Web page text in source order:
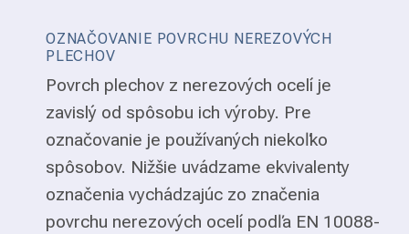
OZNAČOVANIE POVRCHU NEREZOVÝCH
PLECHOV
Povrch plechov z nerezových ocelí je
zavislý od spôsobu ich výroby. Pre
označovanie je používaných niekoľko
spôsobov. Nižšie uvádzame ekvivalenty
označenia vychádzajúc zo značenia
povrchu nerezových ocelí podľa EN 10088-